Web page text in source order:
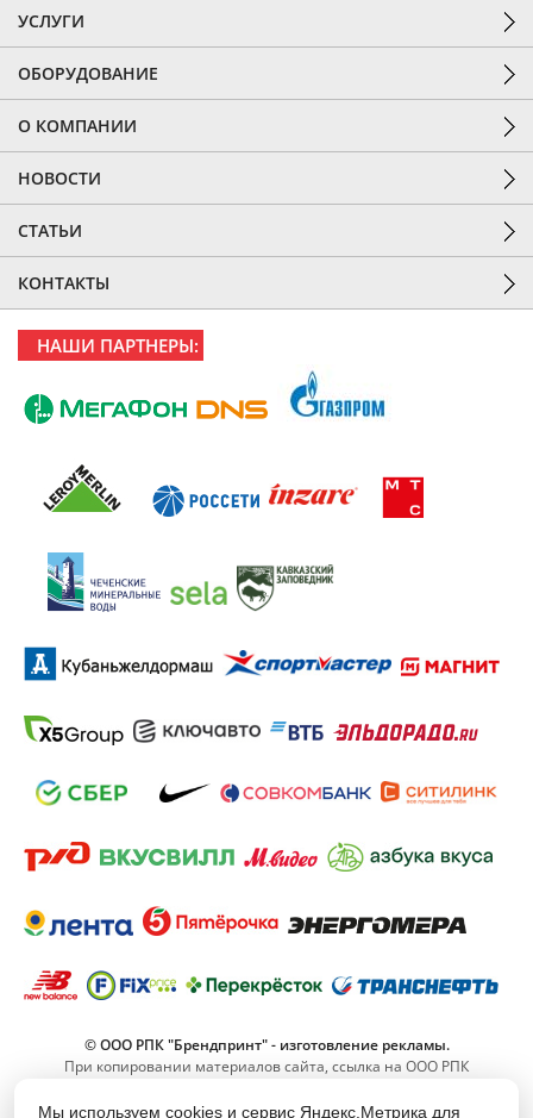
УСЛУГИ
ОБОРУДОВАНИЕ
О КОМПАНИИ
НОВОСТИ
СТАТЬИ
КОНТАКТЫ
НАШИ ПАРТНЕРЫ:
© ООО РПК "Брендпринт" - изготовление рекламы.
При копировании материалов сайта, ссылка на ООО РПК
Мы используем cookies и сервис Яндекс.Метрика для